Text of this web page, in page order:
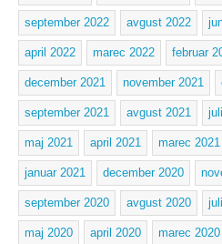
september 2022 avgust 2022
april 2022 marec 2022 februar
december 2021 november 2021
september 2021 avgust 2021
maj 2021 april 2021 marec 2021
januar 2021 december 2020
september 2020 avgust 2020
maj 2020 april 2020 marec 2020